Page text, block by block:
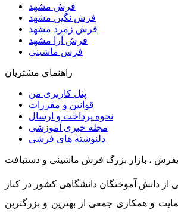
فرش مشهد
فرش نگین مشهد
فرش زمرد مشهد
فرش آرا مشهد
فرش ماشینی
راهنمای مشتریان
پنل کاربری من
قوانین و مقررات
نحوه پرداخت و ارسال
مجله خبری آموزشی
دلنوشته های فرشی
ایفرش ، بازار بزرگ فرش ماشینی و دستبافت
از دانش آموختگان دانشگاهی کشور در کنار
و همکاری جمعی از بهترین و بزرگترین